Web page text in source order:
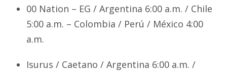
00 Nation – EG / Argentina 6:00 a.m. / Chile
5:00 a.m. – Colombia / Perú / México 4:00
a.m.
Isurus / Caetano / Argentina 6:00 a.m. /